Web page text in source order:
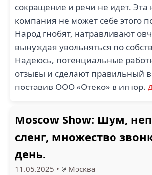
сокращение и речи не идет.
компания не может себе этого
Народ гнобят, натравливают
вынуждая увольняться по
Надеюсь, потенциальные
отзывы и сделают правильный
поставив ООО «Отеко» в игнор.
Moscow Show: Шум,
сленг, множество
день.
11.05.2025 • Москва